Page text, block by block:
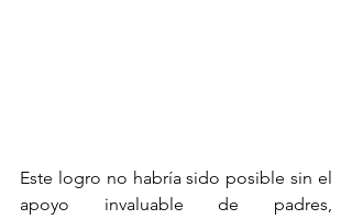
Este logro no habría sido posible sin el
apoyo invaluable de padres,